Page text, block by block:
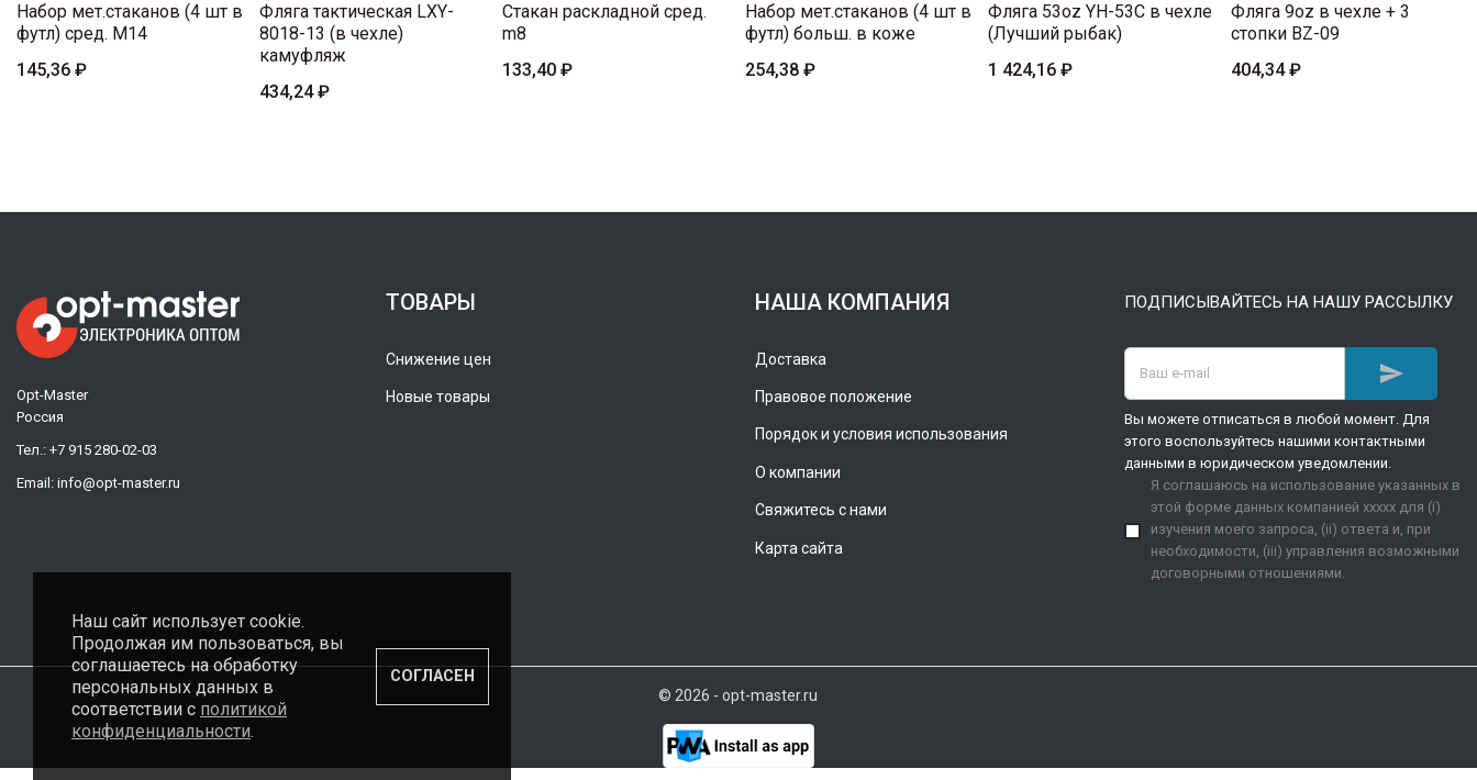
Набор мет.стаканов (4 шт в
футл) сред. M14
145,36 ₽
Фляга тактическая LXY-
8018-13 (в чехле)
камуфляж
434,24 ₽
Стакан раскладной сред.
m8
133,40 ₽
Набор мет.стаканов (4 шт в
футл) больш. в коже
254,38 ₽
Фляга 53oz YH-53C в чехле
(Лучший рыбак)
1 424,16 ₽
Фляга 9oz в чехле + 3
стопки BZ-09
404,34 ₽
Opt-Master
Россия
Тел.: +7 915 280-02-03
Email: info@opt-master.ru
ТОВАРЫ
Снижение цен
Новые товары
НАША КОМПАНИЯ
Доставка
Правовое положение
Порядок и условия использования
О компании
Свяжитесь с нами
Карта сайта
ПОДПИСЫВАЙТЕСЬ НА НАШУ РАССЫЛКУ

Вы можете отписаться в любой момент. Для
этого воспользуйтесь нашими контактными
данными в юридическом уведомлении.
Я соглашаюсь на использование указанных в
этой форме данных компанией xxxxx для (i)
изучения моего запроса, (ii) ответа и, при
необходимости, (iii) управления возможными
договорными отношениями.
© 2026 - opt-master.ru
Наш сайт использует cookie.
Продолжая им пользоваться, вы
соглашаетесь на обработку
персональных данных в
соответствии с политикой
конфиденциальности.
СОГЛАСЕН